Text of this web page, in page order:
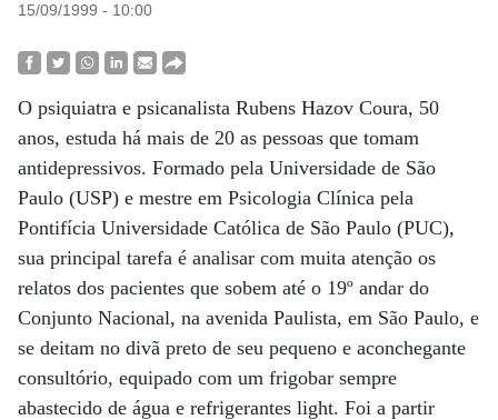
15/09/1999 - 10:00
O psiquiatra e psicanalista Rubens Hazov Coura, 50
anos, estuda há mais de 20 as pessoas que tomam
antidepressivos. Formado pela Universidade de São
Paulo (USP) e mestre em Psicologia Clínica pela
Pontifícia Universidade Católica de São Paulo (PUC),
sua principal tarefa é analisar com muita atenção os
relatos dos pacientes que sobem até o 19º andar do
Conjunto Nacional, na avenida Paulista, em São Paulo, e
se deitam no divã preto de seu pequeno e aconchegante
consultório, equipado com um frigobar sempre
abastecido de água e refrigerantes light. Foi a partir